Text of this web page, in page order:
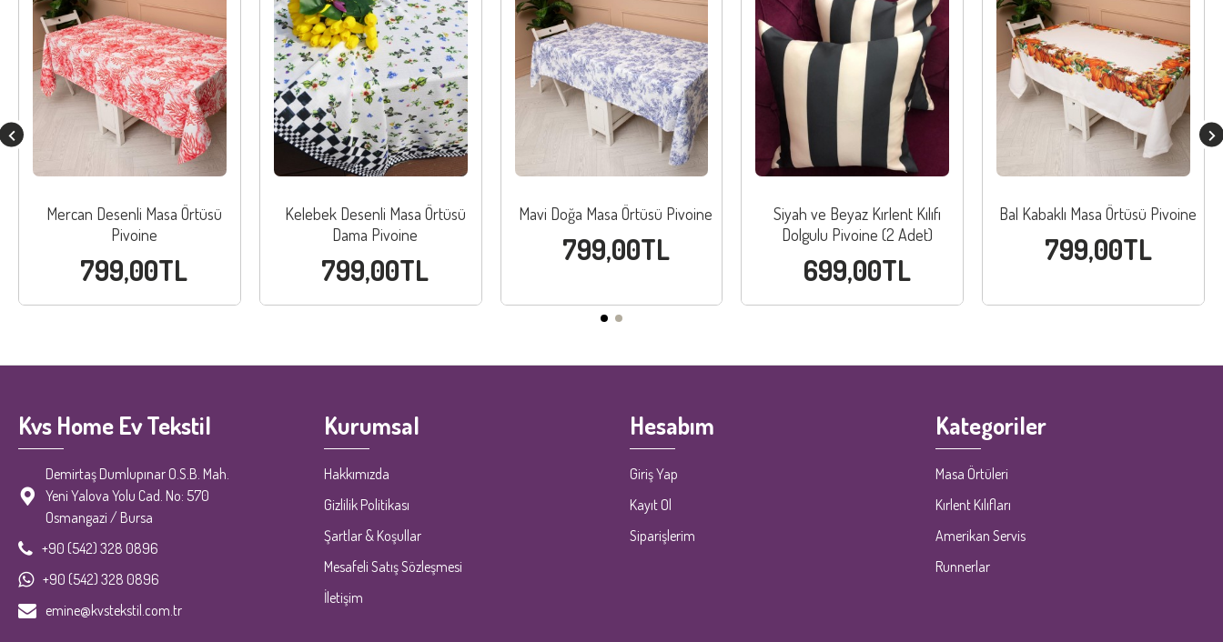
Mercan Desenli Masa Örtüsü
Pivoine
799,00TL
Kelebek Desenli Masa Örtüsü
Dama Pivoine
799,00TL
Mavi Doğa Masa Örtüsü Pivoine
799,00TL
Siyah ve Beyaz Kırlent Kılıfı
Dolgulu Pivoine (2 Adet)
699,00TL
Bal Kabaklı Masa Örtüsü Pivoine
799,00TL
Kvs Home Ev Tekstil
Demirtaş Dumlupınar O.S.B. Mah.
Yeni Yalova Yolu Cad. No: 570
Osmangazi / Bursa
+90 (542) 328 0896
+90 (542) 328 0896
emine@kvstekstil.com.tr
Kurumsal
Hakkımızda
Gizlilik Politikası
Şartlar & Koşullar
Mesafeli Satış Sözleşmesi
İletişim
Hesabım
Giriş Yap
Kayıt Ol
Siparişlerim
Kategoriler
Masa Örtüleri
Kırlent Kılıfları
Amerikan Servis
Runnerlar